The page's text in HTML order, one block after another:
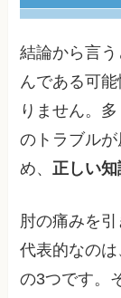
結論から言
んである可
りません。
のトラブル
め、 正しい
肘の痛みを
代表的なの
の3つです。